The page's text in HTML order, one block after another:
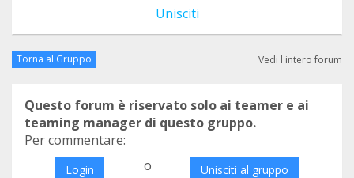
Unisciti
Torna al Gruppo Vedi l'intero forum
Questo forum è riservato solo ai teamer e ai
teaming manager di questo gruppo.
Per commentare:
Login o Unisciti al gruppo